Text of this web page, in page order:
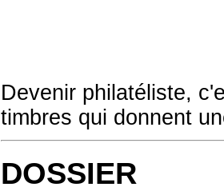
Devenir philatéliste,
timbres qui donnent
DOSSIER